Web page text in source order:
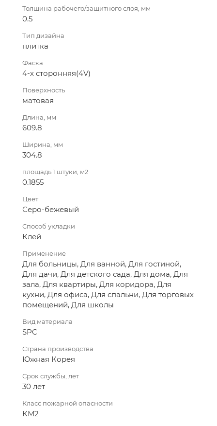
Толщина рабочего/защитного слоя, мм
0.5
Тип дизайна
плитка
Фаска
4-х сторонняя(4V)
Поверхность
матовая
Длина, мм
609.8
Ширина, мм
304.8
площадь 1 штуки, м2
0.1855
Цвет
Серо-бежевый
Способ укладки
Клей
Применение
Для больницы, Для ванной, Для гостиной,
Для дачи, Для детского сада, Для дома, Для
зала, Для квартиры, Для коридора, Для
кухни, Для офиса, Для спальни, Для торговых
помещений, Для школы
Вид материала
SPC
Страна производства
Южная Корея
Срок службы, лет
30 лет
Класс пожарной опасности
КМ2